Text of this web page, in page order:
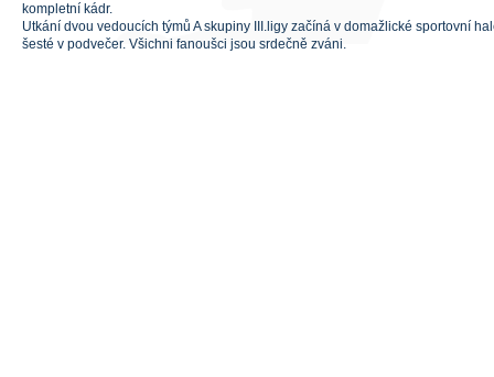
kompletní kádr.
Utkání dvou vedoucích týmů A skupiny III.ligy začíná v domažlické sportovní
šesté v podvečer. Všichni fanoušci jsou srdečně zváni.